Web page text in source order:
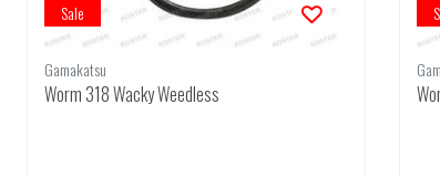
Sale
Gamakatsu
Worm 318 Wacky Weedless